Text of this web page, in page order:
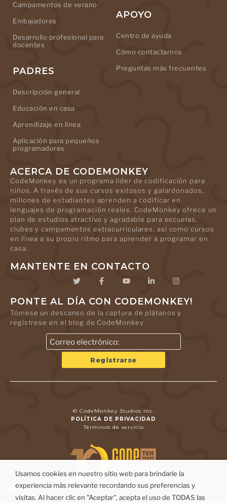
Campamentos de verano
Embajadores
Desarrollo profesional para
docentes
PADRES
Descripción general
Educación en casa
Aprendizaje en línea
Aplicación para pequeños
programadores
APOYO
Centro de ayuda
Cómo contactarnos
Preguntas más frecuentes
ACERCA DE CODEMONKEY
CodeMonkey es un programa líder de codificación para
niños. A través de sus cursos exitosos y galardonados,
millones de estudiantes aprenden a codificar en
lenguajes de programación reales. CodeMonkey ofrece un
plan de estudios atractivo y agradable para escuelas,
clubes y campamentos extracurriculares, así como cursos
en línea a su propio ritmo para aprender a programar en
casa.
MANTENTE EN CONTACTO
PONTE AL DÍA CON CODEMONKEY!
Tómese un descanso de la captura de plátanos y
regístrese en el blog de CodeMonkey
© CodeMonkey Studios Inc.
POLÍTICA DE PRIVACIDAD
Términos de servicio
Usamos cookies en nuestro sitio web para brindarle la
experiencia más relevante recordando sus preferencias y
visitas. Al hacer clic en "Aceptar", acepta el uso de TODAS las